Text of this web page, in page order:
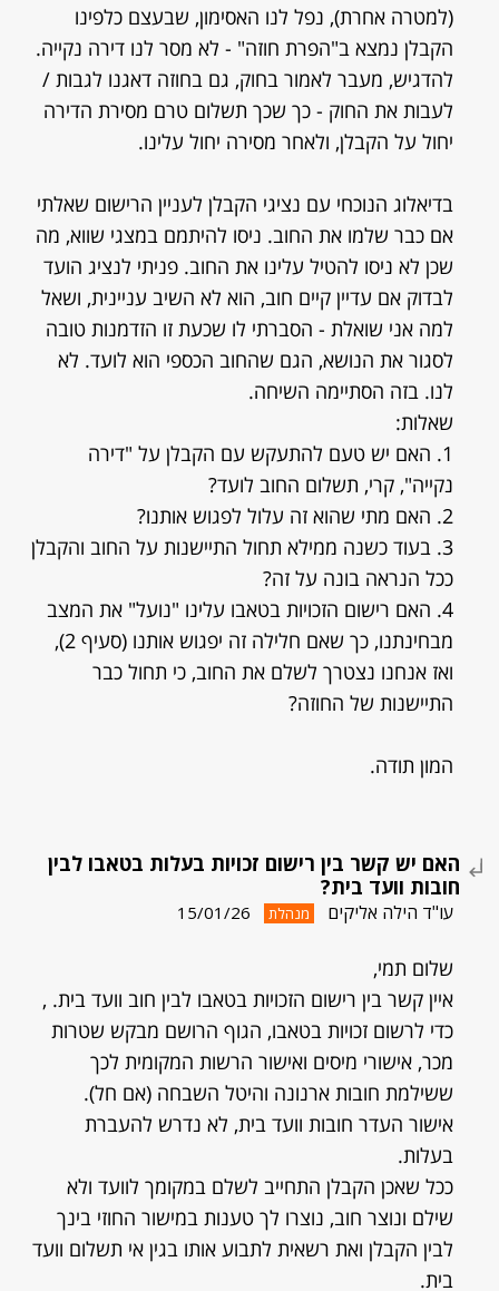
(למטרה אחרת), נפל לנו האסימון, שבעצם כלפינו
הקבלן נמצא ב"הפרת חוזה" - לא מסר לנו דירה נקייה.
להדגיש, מעבר לאמור בחוק, גם בחוזה דאגנו לגבות /
לעבות את החוק - כך שכך תשלום טרם מסירת הדירה
יחול על הקבלן, ולאחר מסירה יחול עלינו.
בדיאלוג הנוכחי עם נציגי הקבלן לעניין הרישום שאלתי
אם כבר שלמו את החוב. ניסו להיתמם במצגי שווא, מה
שכן לא ניסו להטיל עלינו את החוב. פניתי לנציג הועד
לבדוק אם עדיין קיים חוב, הוא לא השיב עניינית, ושאל
למה אני שואלת - הסברתי לו שכעת זו הזדמנות טובה
לסגור את הנושא, הגם שהחוב הכספי הוא לועד. לא
לנו. בזה הסתיימה השיחה.
שאלות:
1. האם יש טעם להתעקש עם הקבלן על "דירה
נקייה", קרי, תשלום החוב לועד?
2. האם מתי שהוא זה עלול לפגוש אותנו?
3. בעוד כשנה ממילא תחול התיישנות על החוב והקבלן
ככל הנראה בונה על זה?
4. האם רישום הזכויות בטאבו עלינו "נועל" את המצב
מבחינתנו, כך שאם חלילה זה יפגוש אותנו (סעיף 2),
ואז אנחנו נצטרך לשלם את החוב, כי תחול כבר
התיישנות של החוזה?
המון תודה.
האם יש קשר בין רישום זכויות בעלות בטאבו לבין
חובות וועד בית?
עו"ד הילה אליקים מנהלת 15/01/26
שלום תמי,
איין קשר בין רישום הזכויות בטאבו לבין חוב וועד בית. ,
כדי לרשום זכויות בטאבו, הגוף הרושם מבקש שטרות
מכר, אישורי מיסים ואישור הרשות המקומית לכך
ששילמת חובות ארנונה והיטל השבחה (אם חל).
אישור העדר חובות וועד בית, לא נדרש להעברת
בעלות.
ככל שאכן הקבלן התחייב לשלם במקומך לוועד ולא
שילם ונוצר חוב, נוצרו לך טענות במישור החוזי בינך
לבין הקבלן ואת רשאית לתבוע אותו בגין אי תשלום וועד
בית.